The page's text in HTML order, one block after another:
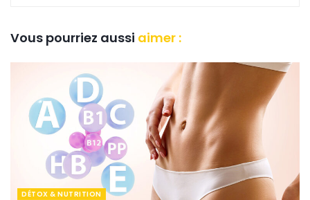
Vous pourriez aussi aimer :
DÉTOX & NUTRITION